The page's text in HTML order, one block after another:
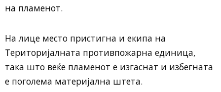
на пламенот.
На лице место пристигна и екипа на
Територијалната противпожарна единица,
така што веќе пламенот е изгаснат и избегната
е поголема материјална штета.